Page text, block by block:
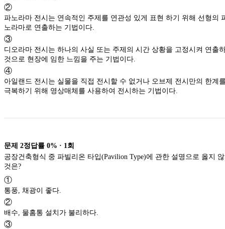
②
파노라마 전시는 연속적인 주제를 연관성 있게 표현 하기 위해 선형의 파
노라마로 연출하는 기법이다.
③
디오라마 전시는 하나의 사실 또는 주제의 시간 상황을 고정시켜 연출
것으로 현장에 임한 느낌을 주는 기법이다.
④
아일랜드 전시는 실물을 직접 전시할 수 없거나 오브제 전시만의 한계
극복하기 위해 영상매체를 사용하여 전시하는 기법이다.
문제 2정답률 0% · 1 회
공장건축형식 중 파빌리온 타입(Pavilion Type)에 관한 설명으로 옳지
것은?
①
통풍, 채광이 좋다.
②
배수, 물홈통 설치가 불리하다.
③